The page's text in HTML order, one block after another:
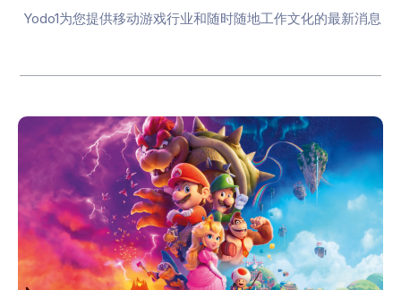
Yodo1为您提供移动游戏行业和随时随地工作文化的最新消息